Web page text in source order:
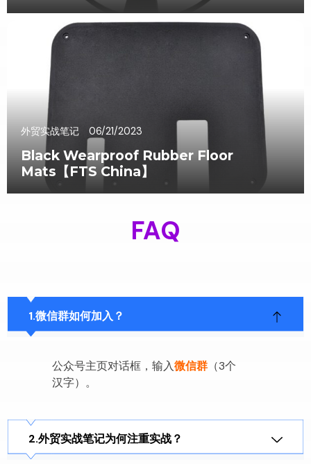
外贸实战笔记 06/21/2023
Black Wearproof Rubber Floor
Mats【FTS China】
FAQ
微信群如何加入？
公众号主页对话框，输入微信群 （3个
汉字）。
外贸实战笔记为何注重实战？